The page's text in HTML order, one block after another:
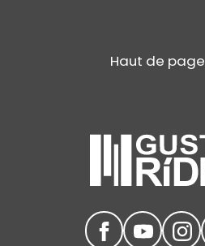
Haut de page